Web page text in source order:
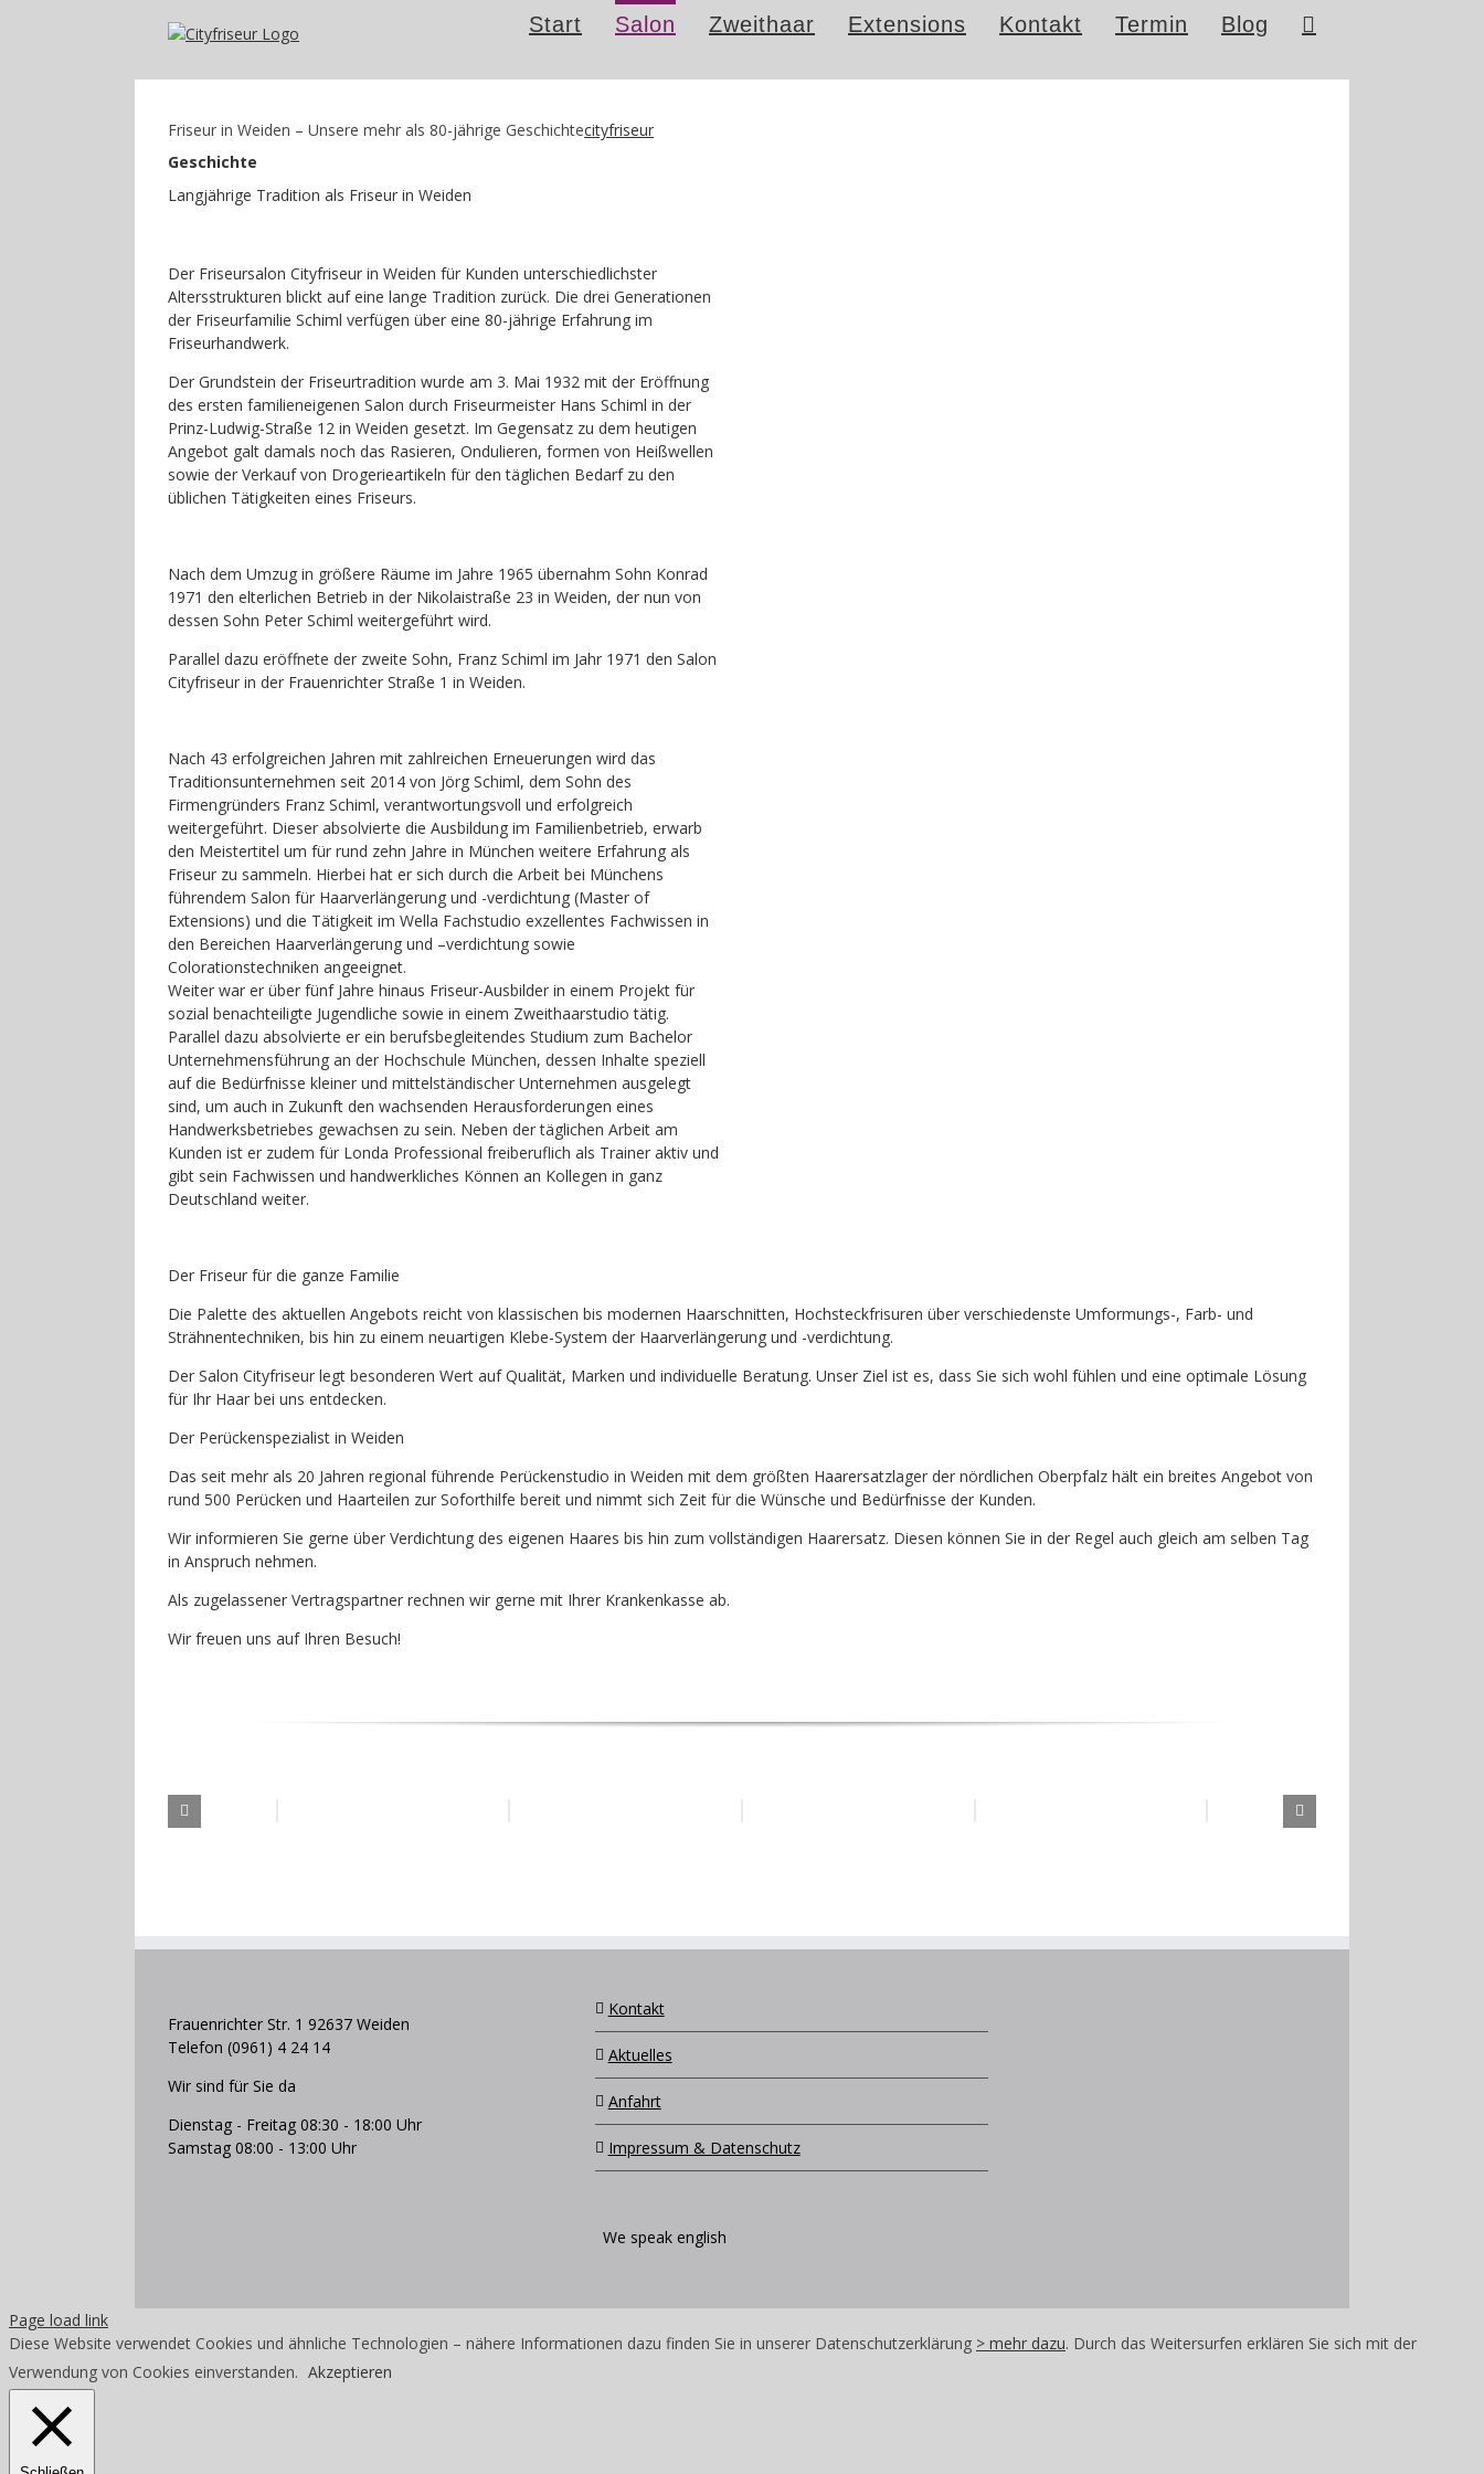
Start Salon Zweithaar Extensions Kontakt Termin Blog
Friseur in Weiden – Unsere mehr als 80-jährige Geschichtecityfriseur
Geschichte
Langjährige Tradition als Friseur in Weiden
Der Friseursalon Cityfriseur in Weiden für Kunden unterschiedlichster
Altersstrukturen blickt auf eine lange Tradition zurück. Die drei Generationen
der Friseurfamilie Schiml verfügen über eine 80-jährige Erfahrung im
Friseurhandwerk.
Der Grundstein der Friseurtradition wurde am 3. Mai 1932 mit der Eröffnung
des ersten familieneigenen Salon durch Friseurmeister Hans Schiml in der
Prinz-Ludwig-Straße 12 in Weiden gesetzt. Im Gegensatz zu dem heutigen
Angebot galt damals noch das Rasieren, Ondulieren, formen von Heißwellen
sowie der Verkauf von Drogerieartikeln für den täglichen Bedarf zu den
üblichen Tätigkeiten eines Friseurs.
Nach dem Umzug in größere Räume im Jahre 1965 übernahm Sohn Konrad
1971 den elterlichen Betrieb in der Nikolaistraße 23 in Weiden, der nun von
dessen Sohn Peter Schiml weitergeführt wird.
Parallel dazu eröffnete der zweite Sohn, Franz Schiml im Jahr 1971 den Salon
Cityfriseur in der Frauenrichter Straße 1 in Weiden.
Nach 43 erfolgreichen Jahren mit zahlreichen Erneuerungen wird das
Traditionsunternehmen seit 2014 von Jörg Schiml, dem Sohn des
Firmengründers Franz Schiml, verantwortungsvoll und erfolgreich
weitergeführt. Dieser absolvierte die Ausbildung im Familienbetrieb, erwarb
den Meistertitel um für rund zehn Jahre in München weitere Erfahrung als
Friseur zu sammeln. Hierbei hat er sich durch die Arbeit bei Münchens
führendem Salon für Haarverlängerung und -verdichtung (Master of
Extensions) und die Tätigkeit im Wella Fachstudio exzellentes Fachwissen in
den Bereichen Haarverlängerung und –verdichtung sowie
Colorationstechniken angeeignet.
Weiter war er über fünf Jahre hinaus Friseur-Ausbilder in einem Projekt für
sozial benachteiligte Jugendliche sowie in einem Zweithaarstudio tätig.
Parallel dazu absolvierte er ein berufsbegleitendes Studium zum Bachelor
Unternehmensführung an der Hochschule München, dessen Inhalte speziell
auf die Bedürfnisse kleiner und mittelständischer Unternehmen ausgelegt
sind, um auch in Zukunft den wachsenden Herausforderungen eines
Handwerksbetriebes gewachsen zu sein. Neben der täglichen Arbeit am
Kunden ist er zudem für Londa Professional freiberuflich als Trainer aktiv und
gibt sein Fachwissen und handwerkliches Können an Kollegen in ganz
Deutschland weiter.
Der Friseur für die ganze Familie
Die Palette des aktuellen Angebots reicht von klassischen bis modernen Haarschnitten, Hochsteckfrisuren über verschiedenste Umformungs-, Farb- und
Strähnentechniken, bis hin zu einem neuartigen Klebe-System der Haarverlängerung und -verdichtung.
Der Salon Cityfriseur legt besonderen Wert auf Qualität, Marken und individuelle Beratung. Unser Ziel ist es, dass Sie sich wohl fühlen und eine optimale Lösung
für Ihr Haar bei uns entdecken.
Der Perückenspezialist in Weiden
Das seit mehr als 20 Jahren regional führende Perückenstudio in Weiden mit dem größten Haarersatzlager der nördlichen Oberpfalz hält ein breites Angebot von
rund 500 Perücken und Haarteilen zur Soforthilfe bereit und nimmt sich Zeit für die Wünsche und Bedürfnisse der Kunden.
Wir informieren Sie gerne über Verdichtung des eigenen Haares bis hin zum vollständigen Haarersatz. Diesen können Sie in der Regel auch gleich am selben Tag
in Anspruch nehmen.
Als zugelassener Vertragspartner rechnen wir gerne mit Ihrer Krankenkasse ab.
Wir freuen uns auf Ihren Besuch!
Frauenrichter Str. 1 92637 Weiden
Telefon (0961) 4 24 14
Wir sind für Sie da
Dienstag - Freitag 08:30 - 18:00 Uhr
Samstag 08:00 - 13:00 Uhr
Kontakt
Aktuelles
Anfahrt
Impressum & Datenschutz
We speak english
Page load link
Diese Website verwendet Cookies und ähnliche Technologien – nähere Informationen dazu finden Sie in unserer Datenschutzerklärung > mehr dazu. Durch das Weitersurfen erklären Sie sich mit der
Verwendung von Cookies einverstanden. Akzeptieren